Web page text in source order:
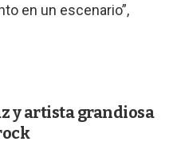
en un escenario”,
y artista grandiosa